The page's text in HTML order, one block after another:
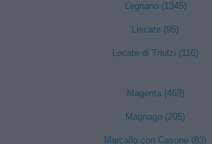
Legnano (1345)
Liscate (95)
Locate di Triulzi (116)
Magenta (463)
Magnago (205)
Marcallo con Casone (83)